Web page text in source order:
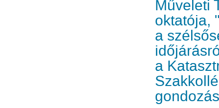
Műveleti
oktatója,
a
a